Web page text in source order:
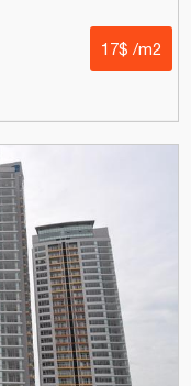
17$ /m2